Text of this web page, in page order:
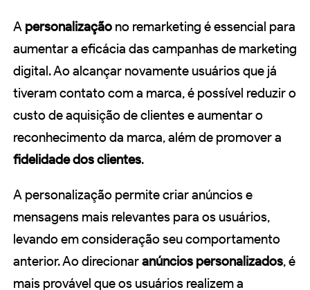
A personalização no remarketing é essencial para
aumentar a eficácia das campanhas de marketing
digital. Ao alcançar novamente usuários que já
tiveram contato com a marca, é possível reduzir o
custo de aquisição de clientes e aumentar o
reconhecimento da marca, além de promover a
fidelidade dos clientes.
A personalização permite criar anúncios e
mensagens mais relevantes para os usuários,
levando em consideração seu comportamento
anterior. Ao direcionaranúncios personalizados, é
mais provável que os usuários realizem a